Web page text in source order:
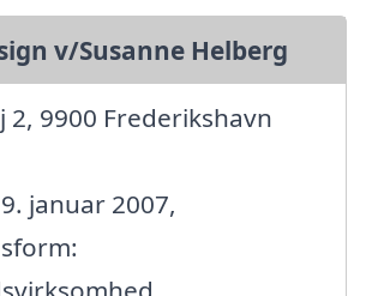
v/Susanne Helberg
2, 9900 Frederikshavn
januar 2007,